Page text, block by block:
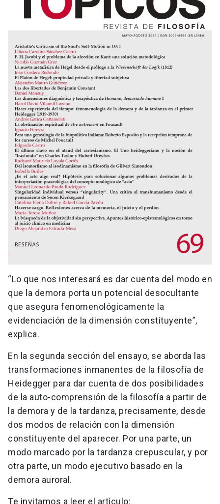
“Lo que nos interesará es dar cuenta del modo en
que la demora porta un potencial desocultante
que asegura fenomenológicamente la
evidenciación de la dimensión constituyente”,
explica.
En la segunda sección del ensayo, se aborda las
transformaciones inmanentes de la filosofía de
Heidegger para dar cuenta de dos posibilidades
de la auto-comprensión de la filosofía a partir de
la demora y de la tardanza, precisamente, desde
dos modos de relación con la dimensión
constituyente del aparecer. Por una parte, un
modo marcado por la tardanza crepuscular, y por
otra parte, un modo ejecutivo basado en la
demora auroral.
Te invitamos a leer el artículo: